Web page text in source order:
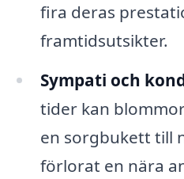
fira deras
framtidsutsikter.
Sympati och
tider kan
en sorgbukett till
förlorat en nära